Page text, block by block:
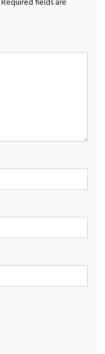
Required fields are